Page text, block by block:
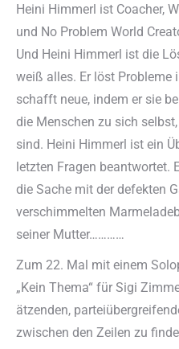
Heini Himmerl ist Coacher,
und No Problem World
Und Heini Himmerl ist die
weiß alles. Er löst Probleme
schafft neue, indem er sie
die Menschen zu sich
sind. Heini Himmerl ist ein
letzten Fragen beantwortet.
die Sache mit der defekten
verschimmelten
seiner Mutter…………
Zum 22. Mal mit einem
„Kein Thema“ für Sigi
ätzenden,
zwischen den Zeilen zu